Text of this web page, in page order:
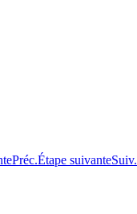
Préc.Étape suivanteSuiv.